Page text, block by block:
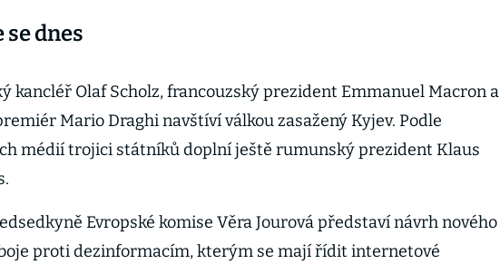
se dnes
kancléř Olaf Scholz, francouzský prezident Emmanuel Macron a
Mario Draghi navštíví válkou zasažený Kyjev. Podle
médií trojici státníků doplní ještě rumunský prezident Klaus
Evropské komise Věra Jourová představí návrh nového
proti dezinformacím, kterým se mají řídit internetové